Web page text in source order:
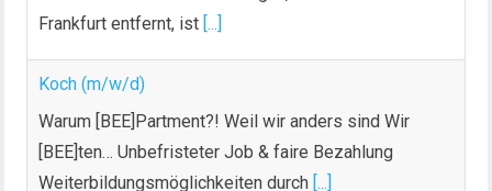
Frankfurt entfernt, ist[...]
Koch (m/w/d)
Warum [BEE]Partment?! Weil wir anders sind Wir
[BEE]ten… Unbefristeter Job & faire Bezahlung
Weiterbildungsmöglichkeiten durch[...]